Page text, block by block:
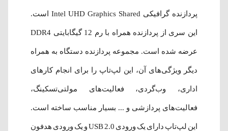
پردازنده گرافیکی Intel UHD Graphics Shared است.
این سری از پردازنده همراه با رم 12 گیگابایتی DDR4
عرضه شده است. مجموعه پردازنده دستگاه به همراه
دیگر ویژگی‌های آن، این لپ‌تاپ را برای انجام کارهای
اداری، وب‌گردی، فعالیت‌های مولتی‌تسکینگ،
فعالیت‌های پردازشی و ... بسیار مناسب ساخته است.
این لپ‌تاپ دارای یک ورودی USB 2.0 و یک ورودی هدفون